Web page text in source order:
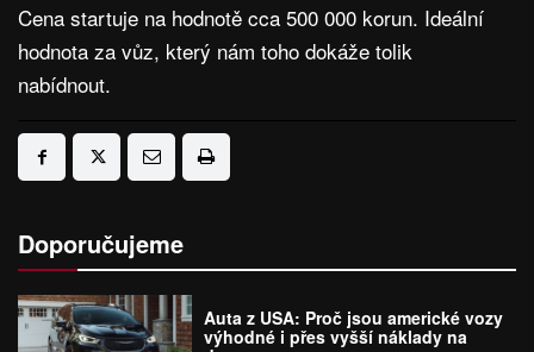
Cena startuje na hodnotě cca 500 000 korun. Ideální
hodnota za vůz, který nám toho dokáže tolik
nabídnout.
Doporučujeme
Auta z USA: Proč jsou americké vozy
výhodné i přes vyšší náklady na